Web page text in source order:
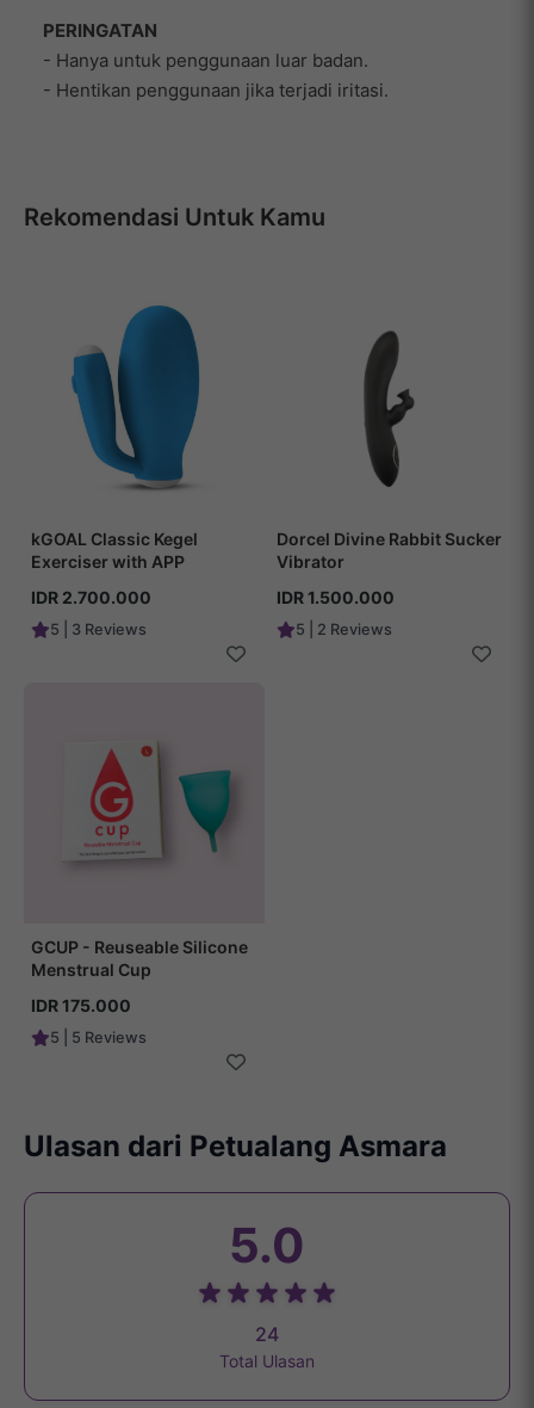
PERINGATAN
- Hanya untuk penggunaan luar badan.
- Hentikan penggunaan jika terjadi iritasi.
Rekomendasi Untuk Kamu
kGOAL Classic Kegel
Exerciser with APP
IDR 2.700.000
5 | 3 Reviews
Dorcel Divine Rabbit Sucker
Vibrator
IDR 1.500.000
5 | 2 Reviews
GCUP - Reuseable Silicone
Menstrual Cup
IDR 175.000
5 | 5 Reviews
Ulasan dari Petualang Asmara
5.0
24
Total Ulasan